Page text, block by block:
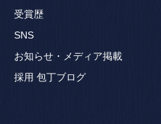
受賞歴
SNS
お知らせ・メディア掲載
採用 包丁ブログ